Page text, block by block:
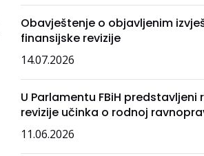
Obavještenje o objavljenim
finansijske revizije
14.07.2026
U Parlamentu FBiH predstavljeni
revizije učinka o rodnoj
11.06.2026